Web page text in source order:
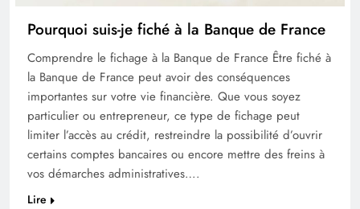
Pourquoi suis-je fiché à la Banque de France
Comprendre le fichage à la Banque de France Être fiché à
la Banque de France peut avoir des conséquences
importantes sur votre vie financière. Que vous soyez
particulier ou entrepreneur, ce type de fichage peut
limiter l’accès au crédit, restreindre la possibilité d’ouvrir
certains comptes bancaires ou encore mettre des freins à
vos démarches administratives….
Lire